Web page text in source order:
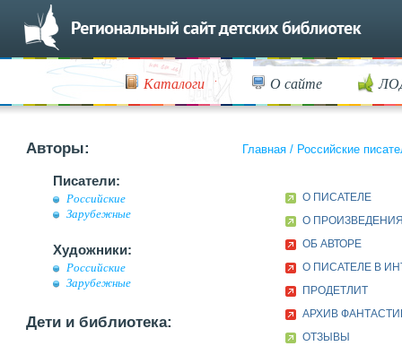
Каталоги О сайте
Авторы:
Писатели:
Российские
Зарубежные
Художники:
Российские
Зарубежные
Дети и библиотека:
Главная / Российские
О ПИСАТЕЛЕ
О
ОБ АВТОРЕ
О ПИСАТЕЛЕ В
ПРОДЕТЛИТ
АРХИВ
ОТЗЫВЫ